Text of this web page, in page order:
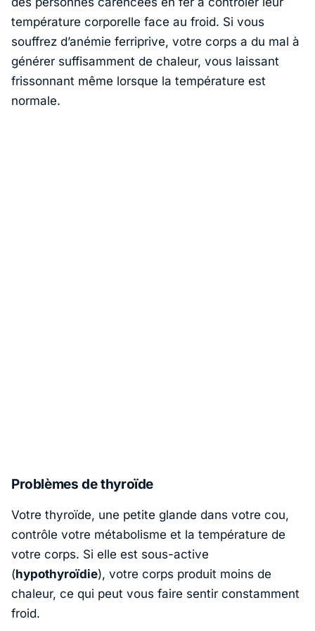
température corporelle face au froid. Si vous
souffrez d’anémie ferriprive, votre corps a du mal à
générer suffisamment de chaleur, vous laissant
frissonnant même lorsque la température est
normale.
Problèmes de thyroïde
Votre thyroïde, une petite glande dans votre cou,
contrôle votre métabolisme et la température de
votre corps. Si elle est sous-active
(hypothyroïdie), votre corps produit moins de
chaleur, ce qui peut vous faire sentir constamment
froid.